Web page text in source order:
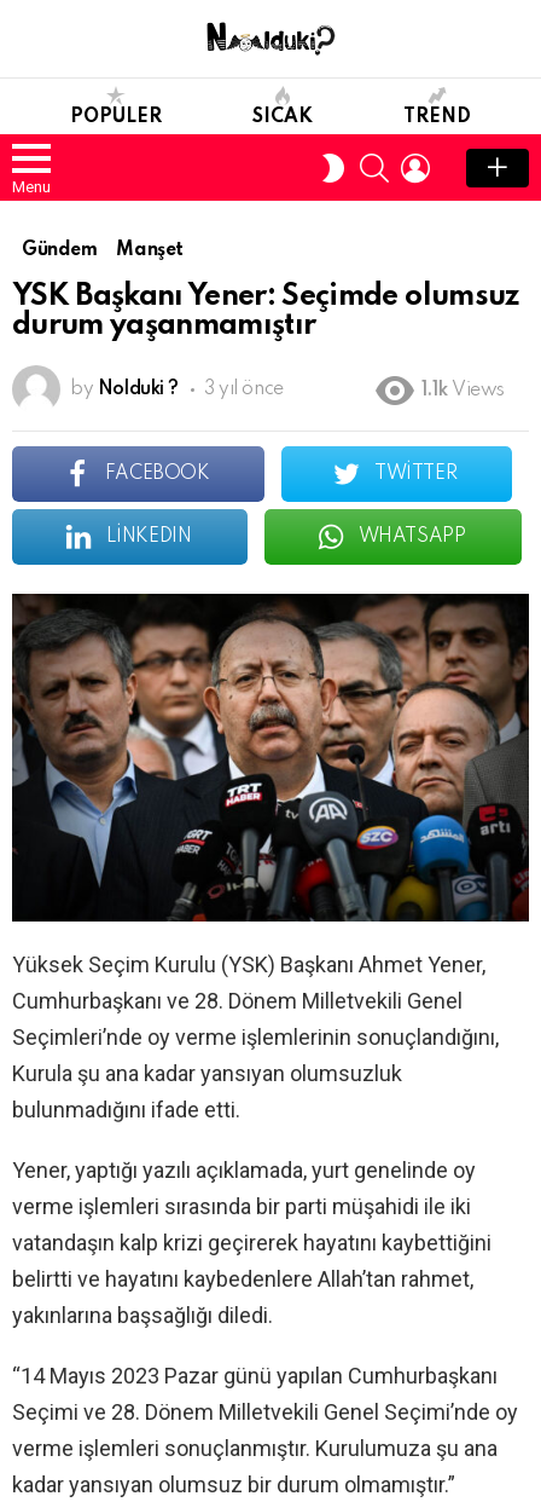
POPULER SICAK TREND
Menu
SWITCH
SKIN
SEARCHLOGIN
Gündem Manşet
YSK Başkanı Yener: Seçimde olumsuz
durum yaşanmamıştır
by Nolduki ? 3 yıl önce 1.1k Views
FACEBOOK TWITTER
LINKEDIN WHATSAPP
Yüksek Seçim Kurulu (YSK) Başkanı Ahmet Yener,
Cumhurbaşkanı ve 28. Dönem Milletvekili Genel
Seçimleri’nde oy verme işlemlerinin sonuçlandığını,
Kurula şu ana kadar yansıyan olumsuzluk
bulunmadığını ifade etti.
Yener, yaptığı yazılı açıklamada, yurt genelinde oy
verme işlemleri sırasında bir parti müşahidi ile iki
vatandaşın kalp krizi geçirerek hayatını kaybettiğini
belirtti ve hayatını kaybedenlere Allah’tan rahmet,
yakınlarına başsağlığı diledi.
“14 Mayıs 2023 Pazar günü yapılan Cumhurbaşkanı
Seçimi ve 28. Dönem Milletvekili Genel Seçimi’nde oy
verme işlemleri sonuçlanmıştır. Kurulumuza şu ana
kadar yansıyan olumsuz bir durum olmamıştır.”